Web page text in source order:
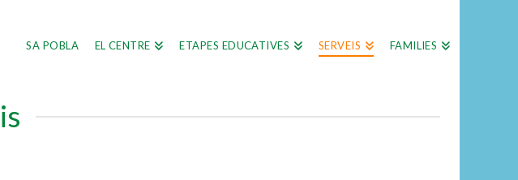
SA POBLA EL CENTRE ETAPES EDUCATIVES SERVEIS FAMILIES